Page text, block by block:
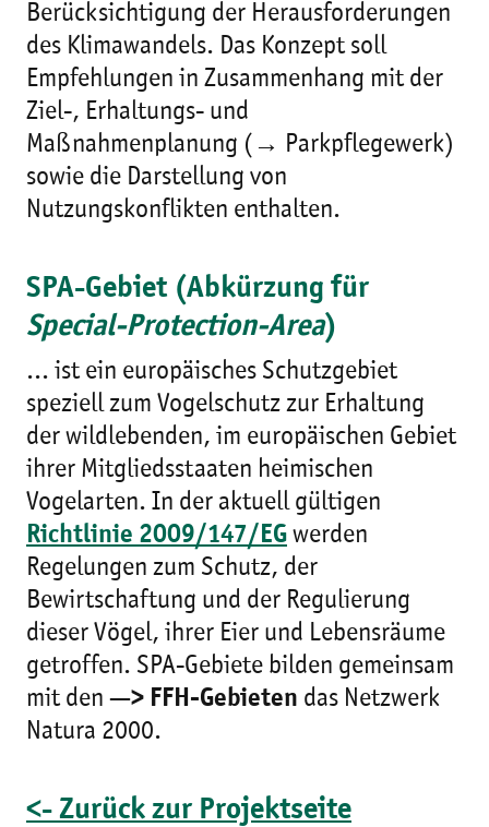
Berücksichtigung der Herausforderungen
des Klimawandels. Das Konzept soll
Empfehlungen in Zusammenhang mit der
Ziel-, Erhaltungs- und
Maßnahmenplanung (→ Parkpflegewerk)
sowie die Darstellung von
Nutzungskonflikten enthalten.
SPA-Gebiet (Abkürzung für
Special-Protection-Area)
... ist ein europäisches Schutzgebiet
speziell zum Vogelschutz zur Erhaltung
der wildlebenden, im europäischen Gebiet
ihrer Mitgliedsstaaten heimischen
Vogelarten. In der aktuell gültigen
Richtlinie 2009/147/EG werden
Regelungen zum Schutz, der
Bewirtschaftung und der Regulierung
dieser Vögel, ihrer Eier und Lebensräume
getroffen. SPA-Gebiete bilden gemeinsam
mit den —> FFH-Gebieten das Netzwerk
Natura 2000.
<- Zurück zur Projektseite